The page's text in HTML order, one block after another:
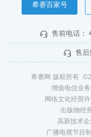
希赛百家号
售前电话：
售后
希赛网 版权所有
增值电信业
网络文化经营
出版物经
高新技术
广播电视节目